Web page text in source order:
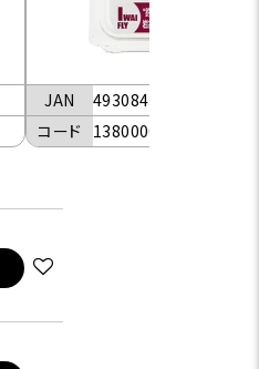
JAN
4930843500893
コード 138000000061